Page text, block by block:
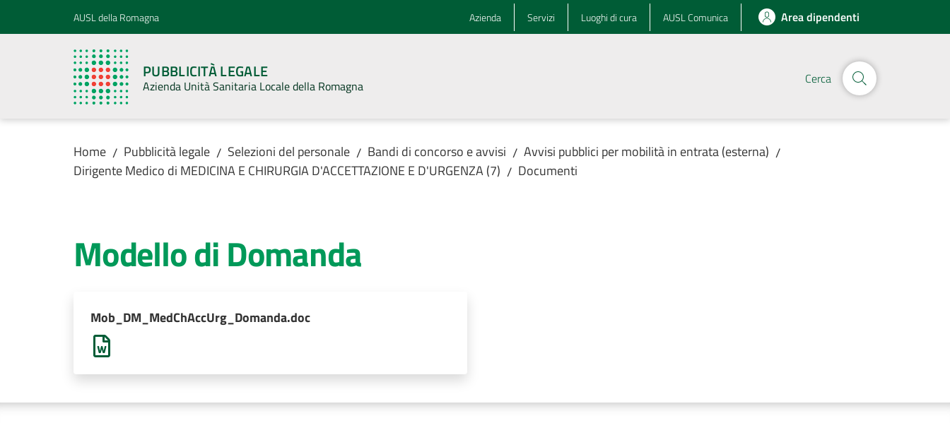
Vai al contenuto
Vai alla navigazioneAUSL della Romagna Azienda Servizi Luoghi di cura AUSL Comunica Area dipendenti
PUBBLICITÀ LEGALE
Azienda Unità Sanitaria Locale della Romagna Cerca
Home / Pubblicità legale / Selezioni del personale / Bandi di concorso e avvisi / Avvisi pubblici per mobilità in entrata (esterna) /
Dirigente Medico di MEDICINA E CHIRURGIA D'ACCETTAZIONE E D'URGENZA (7) / Documenti
Modello di Domanda
Mob_DM_MedChAccUrg_Domanda.doc